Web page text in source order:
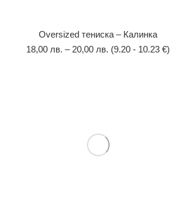
Оversized тениска – Калинка
18,00 лв. – 20,00 лв. (9.20 - 10.23 €)